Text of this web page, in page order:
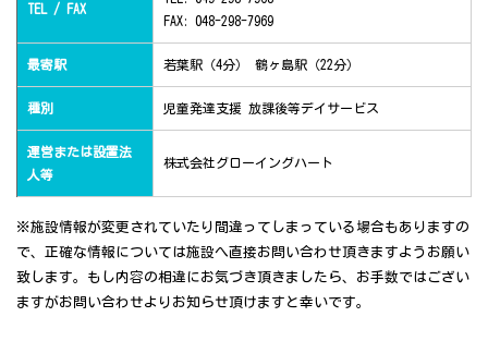
TEL / FAX
FAX: 048-298-7969
最寄駅 若葉駅（4分） 鶴ヶ島駅（22分）
種別 児童発達支援 放課後等デイサービス
運営または設置法
人等
株式会社グローイングハート
※施設情報が変更されていたり間違ってしまっている場合もありますの
で、正確な情報については施設へ直接お問い合わせ頂きますようお願い
致します。もし内容の相違にお気づき頂きましたら、お手数ではござい
ますがお問い合わせよりお知らせ頂けますと幸いです。